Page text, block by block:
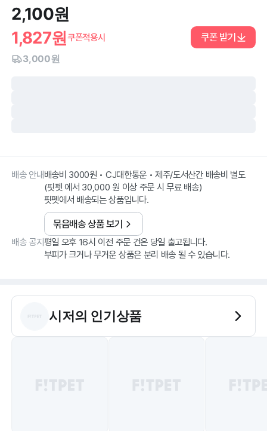
2,100원
1,827원쿠폰적용시 쿠폰 받기
3,000원
배송 안내배송비 3000원 • CJ대한통운 • 제주/도서산간 배송비 별도
(핏펫 에서 30,000 원 이상 주문 시 무료 배송)
핏펫에서 배송되는 상품입니다.
묶음배송 상품 보기
배송 공지평일 오후 16시 이전 주문 건은 당일 출고됩니다.
부피가 크거나 무거운 상품은 분리 배송 될 수 있습니다.
시저의 인기상품